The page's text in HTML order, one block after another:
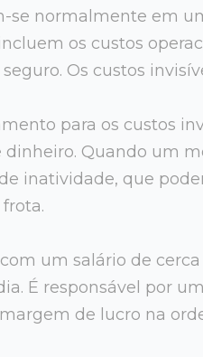
se normalmente em
os custos
Os custos
para os custos
Quando um
inatividade, que
um salário de
É responsável por
de lucro na